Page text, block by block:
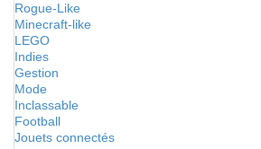
Rogue-Like
Minecraft-like
LEGO
Indies
Gestion
Mode
Inclassable
Football
Jouets connectés